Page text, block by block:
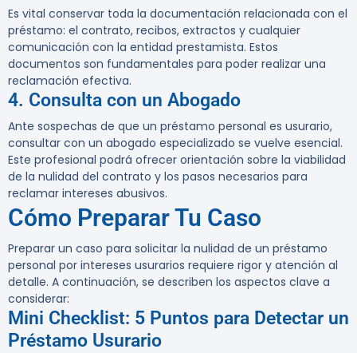
Es vital conservar toda la documentación relacionada con el
préstamo: el contrato, recibos, extractos y cualquier
comunicación con la entidad prestamista. Estos
documentos son fundamentales para poder realizar una
reclamación efectiva.
4. Consulta con un Abogado
Ante sospechas de que un préstamo personal es usurario,
consultar con un abogado especializado se vuelve esencial.
Este profesional podrá ofrecer orientación sobre la viabilidad
de la nulidad del contrato y los pasos necesarios para
reclamar intereses abusivos.
Cómo Preparar Tu Caso
Preparar un caso para solicitar la nulidad de un préstamo
personal por intereses usurarios requiere rigor y atención al
detalle. A continuación, se describen los aspectos clave a
considerar:
Mini Checklist: 5 Puntos para Detectar un
Préstamo Usurario